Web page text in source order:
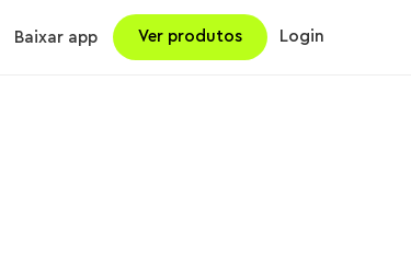
Baixar app Ver produtos Login